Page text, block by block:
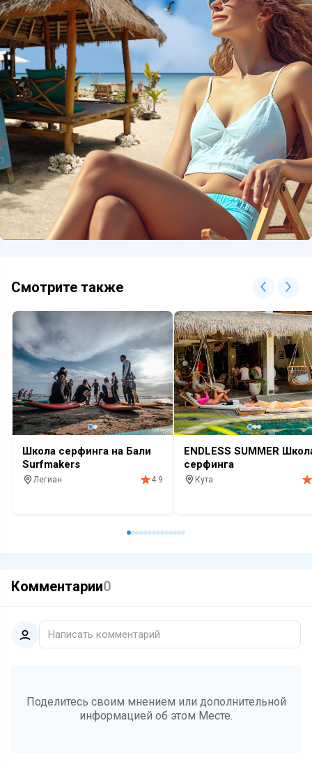
Смотрите также
Школа серфинга на Бали
Surfmakers
Легиан
4.9
ENDLESS SUMMER
серфинга
Кута
Комментарии0
Написать комментарий
Поделитесь своим мнением или дополнительной
информацией об этом Месте.